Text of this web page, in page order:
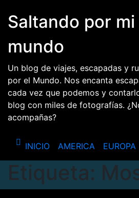
contenido
Saltando por mi
mundo
Un blog de viajes, escapadas y
por el Mundo. Nos encanta
cada vez que podemos y
blog con miles de fotografías.
acompañas?
INICIO AMERICA EUROPA
Etiqueta: